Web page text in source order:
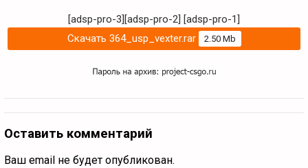
[adsp-pro-3][adsp-pro-2] [adsp-pro-1]
Скачать 364_usp_vexter.rar
2.50 Mb
Оставить комментарий
Ваш email не будет опубликован.